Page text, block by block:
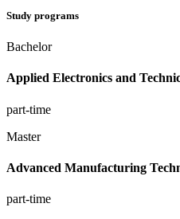
Study programs
Bachelor
Applied Electronics and
part-time
Master
Advanced Manufacturing
part-time